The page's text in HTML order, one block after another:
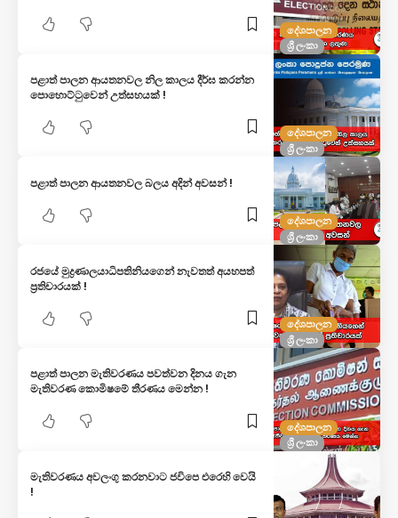
දේශපාලන
ශ්‍රී ලංකා
දේශපාලන
ශ්‍රී ලංකා
පළාත් පාලන ආයතනවල නිල කාලය දීර්ඝ කරන්න
පොහොට්ටුවෙන් උත්සහයක් !
දේශපාලන
ශ්‍රී ලංකා
පළාත් පාලන ආයතනවල බලය අදින් අවසන් !
දේශපාලන
ශ්‍රී ලංකා
රජයේ මුද්‍රණාලයාධිපතිනියගෙන් නැවතත් අයහපත්
ප්‍රතිචාරයක් !
දේශපාලන
ශ්‍රී ලංකා
පළාත් පාලන මැතිවරණය පවත්වන දිනය ගැන
මැතිවරණ කොමිෂමේ තීරණය මෙන්න !
මැතිවරණය අවලංගු කරනවාට ජවිපෙ එරෙහි වෙයි
!